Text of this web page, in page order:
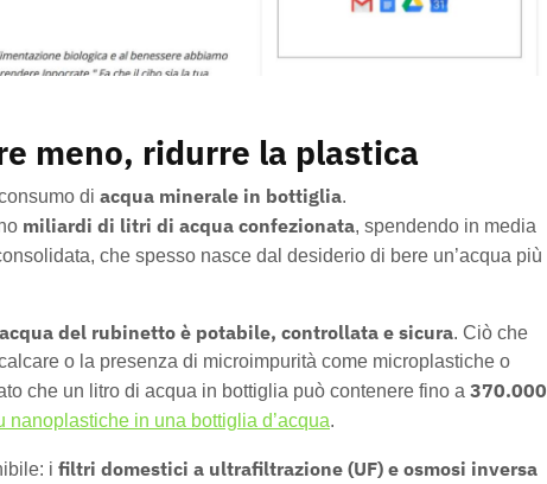
meno, ridurre la plastica
di acqua minerale in bottiglia.
miliardi di litri di acqua confezionata, spendendo in media
che spesso nasce dal desiderio di bere un’acqua più
del rubinetto è potabile, controllata e sicura. Ciò che
o la presenza di microimpurità come microplastiche o
che un litro di acqua in bottiglia può contenere fino a 370.000
nanoplastiche in una bottiglia d’acqua.
i filtri domestici a ultrafiltrazione (UF) e osmosi inversa